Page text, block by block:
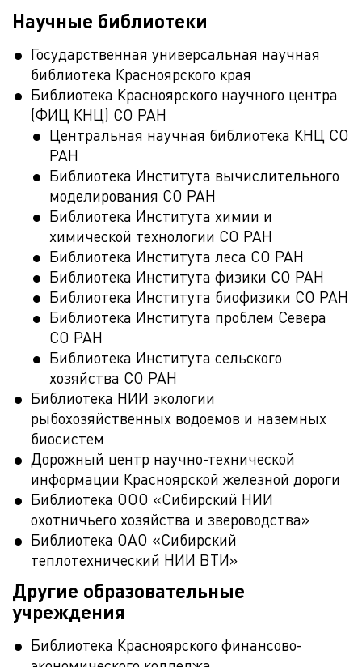
Научные библиотеки
Государственная универсальная научная
библиотека Красноярского края
Библиотека Красноярского научного центра
(ФИЦ КНЦ) СО РАН
Центральная научная библиотека КНЦ СО
РАН
Библиотека Института вычислительного
моделирования СО РАН
Библиотека Института химии и
химической технологии СО РАН
Библиотека Института леса СО РАН
Библиотека Института физики СО РАН
Библиотека Института биофизики СО РАН
Библиотека Института проблем Севера
СО РАН
Библиотека Института сельского
хозяйства СО РАН
Библиотека НИИ экологии
рыбохозяйственных водоемов и наземных
биосистем
Дорожный центр научно-технической
информации Красноярской железной дороги
Библиотека ООО «Сибирский НИИ
охотничьего хозяйства и звероводства»
Библиотека ОАО «Сибирский
теплотехнический НИИ ВТИ»
Другие образовательные
учреждения
Библиотека Красноярского финансово-